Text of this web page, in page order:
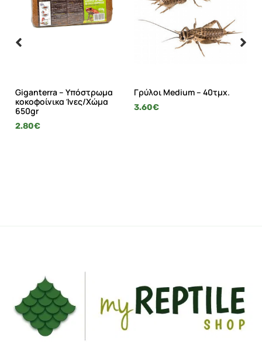
Giganterra – Υπόστρωμα
κοκοφοίνικα Ίνες/Χώμα
650gr
2.80€
Γρύλοι Medium – 40τμχ.
3.60€